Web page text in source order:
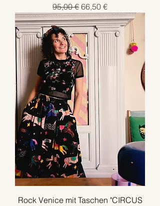
Standardpreis
95,00 € Sale-Preis
66,50 €
Rock Venice mit Taschen "CIRCUS